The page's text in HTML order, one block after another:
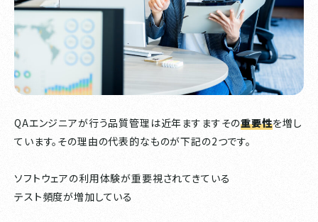
QAエンジニアが行う品質管理は近年ますますその重要性を増し
ています。その理由の代表的なものが下記の2つです。
ソフトウェアの利用体験が重要視されてきている
テスト頻度が増加している